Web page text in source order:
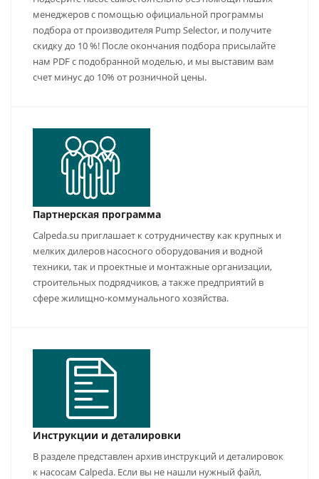
менеджеров с помощью официальной программы
подбора от производителя Pump Selector, и получите
скидку до 10 %! После окончания подбора присылайте
нам PDF с подобранной моделью, и мы выставим вам
счет минус до 10% от розничной цены.
Партнерская программа
Calpeda.su приглашает к сотрудничеству как крупных и
мелких дилеров насосного оборудования и водной
техники, так и проектные и монтажные организации,
строительных подрядчиков, а также предприятий в
сфере жилищно-коммунального хозяйства.
Инструкции и деталировки
В разделе представлен архив инструкций и деталировок
к насосам Calpeda. Если вы не нашли нужный файл,